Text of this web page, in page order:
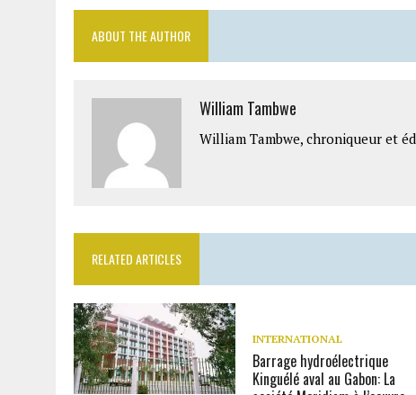
ABOUT THE AUTHOR
William Tambwe
William Tambwe, chroniqueur et
RELATED ARTICLES
INTERNATIONAL
Barrage hydroélectrique
Kinguélé aval au Gabon: La